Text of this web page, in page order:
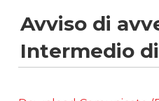
Governance
Calendario
Eventi e
Avviso di
Intermedio